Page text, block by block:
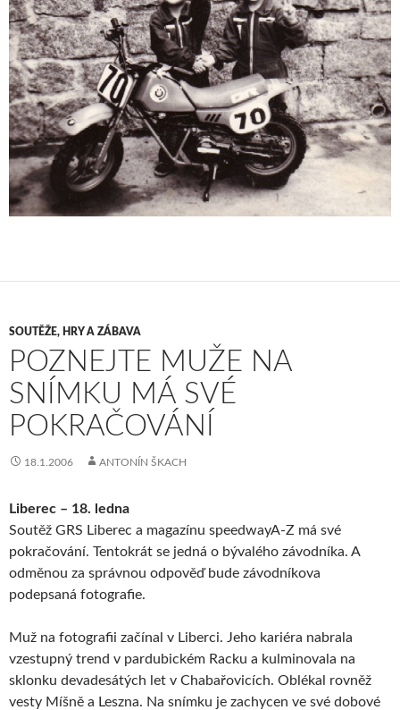
SOUTĚŽE, HRY A ZÁBAVA
POZNEJTE MUŽE NA
SNÍMKU MÁ SVÉ
POKRAČOVÁNÍ
18.1.2006 ANTONÍN ŠKACH
Liberec – 18. ledna
Soutěž GRS Liberec a magazínu speedwayA-Z má své
pokračování. Tentokrát se jedná o bývalého závodníka. A
odměnou za správnou odpověď bude závodníkova
podepsaná fotografie.
Muž na fotografii začínal v Liberci. Jeho kariéra nabrala
vzestupný trend v pardubickém Racku a kulminovala na
sklonku devadesátých let v Chabařovicích. Oblékal rovněž
vesty Míšně a Leszna. Na snímku je zachycen ve své dobové